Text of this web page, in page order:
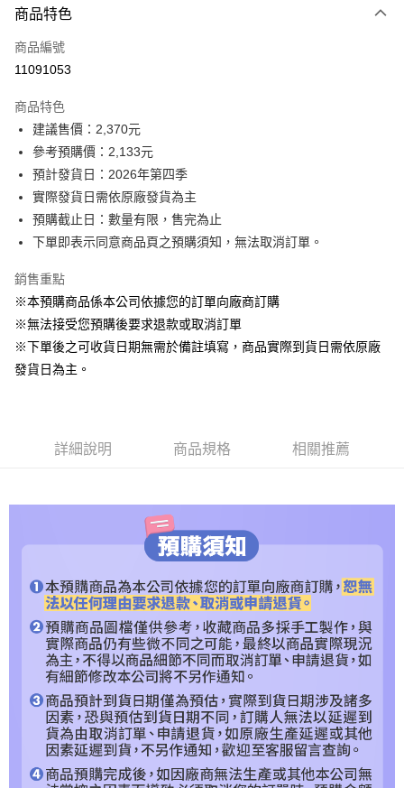
信用卡一次付款
信用卡分期付款
玉山商業銀行
6 期 0 利率 每期
LINE Pay
Apple Pay
悠遊付
Google Pay
ATM付款
運送方式
預購專用-宅配
每筆NT$120，滿NT$1,200(含以上)免運費
商品特色
商品編號
11091053
商品特色
建議售價：2,370元
參考預購價：2,133元
預計發貨日：2026年第四季
實際發貨日需依原廠發貨為主
預購截止日：數量有限，售完為止
下單即表示同意商品頁之預購須知，無法取消訂單。
銷售重點
※本預購商品係本公司依據您的訂單向廠商訂購
※無法接受您預購後要求退款或取消訂單
※下單後之可收貨日期無需於備註填寫，商品實際到貨日需依原廠
發貨日為主。
詳細說明 商品規格 相關推薦